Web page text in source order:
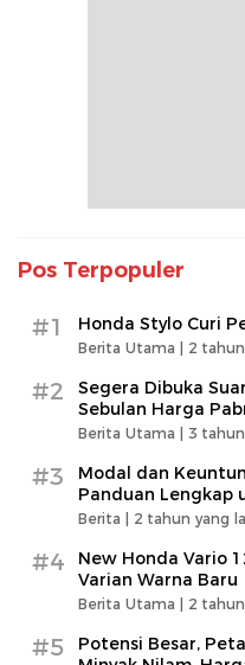
Pos Terpopuler
#1 Honda Stylo Curi
Berita Utama | 2
#2
Segera Dibuka
Sebulan Harga
Berita Utama | 3
#3
Modal dan
Panduan Lengkap
Berita | 2 tahun yang
#4
New Honda Vario
Varian Warna Baru
Berita Utama | 2
#5
Potensi Besar,